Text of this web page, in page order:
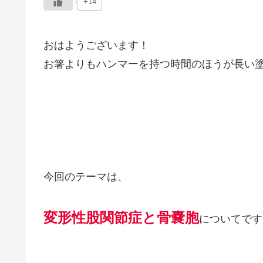
おはようございます！
お箸よりもハンマーを持つ時間のほうが長い
今回のテーマは、
変形性股関節症と骨嚢胞についてです